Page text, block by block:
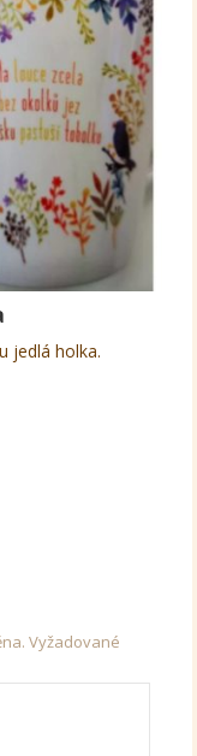
jedlá holka.
Vyžadované